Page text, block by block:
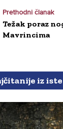
Prethodni članak
Težak poraz
Mavrincima
iz